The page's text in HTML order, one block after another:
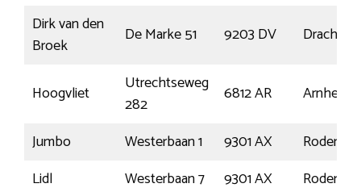
Dirk van den
Broek
De Marke 51 9203 DV Drachten
Hoogvliet
Utrechtseweg
282
6812 AR
Arnhem
Jumbo
Westerbaan 1 9301 AX
Roden
Lidl
Westerbaan 7 9301 AX
Roden